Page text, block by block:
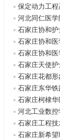
保定动力工
河北同仁医学
石家庄协和护
石家庄协和医
石家庄协和
石家庄天使护
石家庄花都
石家庄东华铁
石家庄柯棣
河北工业数控
石家庄工程技
石家庄新希